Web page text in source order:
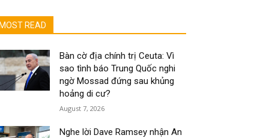
MOST READ
Bàn cờ địa chính trị Ceuta: Vì
sao tình báo Trung Quốc nghi
ngờ Mossad đứng sau khủng
hoảng di cư?
August 7, 2026
Nghe lời Dave Ramsey nhận An